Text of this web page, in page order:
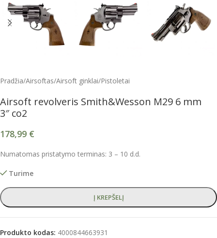
Pradžia/Airsoftas/Airsoft ginklai/Pistoletai
Airsoft revolveris Smith&Wesson M29 6 mm
3″ co2
178,99 €
Numatomas pristatymo terminas: 3 – 10 d.d.
Turime
Į KREPŠELĮ
Produkto kodas: 4000844663931